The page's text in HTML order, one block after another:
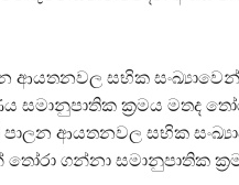
ආයතනවල සභික
සමානුපාතික ක්‍රමය මතද
පාලන ආයතනවල සභික
ගන්නා සමානුපාතික